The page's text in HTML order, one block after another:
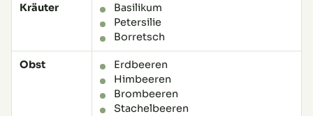
Kräuter
Basilikum
Petersilie
Borretsch
Obst
Erdbeeren
Himbeeren
Brombeeren
Stachelbeeren